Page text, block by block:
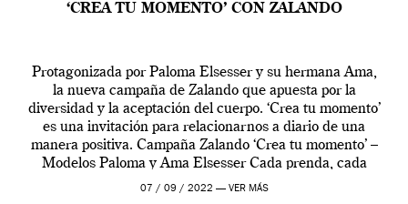
‘CREA TU MOMENTO’ CON ZALANDO
Protagonizada por Paloma Elsesser y su hermana Ama,
la nueva campaña de Zalando que apuesta por la
diversidad y la aceptación del cuerpo. ‘Crea tu momento’
es una invitación para relacionarnos a diario de una
manera positiva. Campaña Zalando ‘Crea tu momento’ –
Modelos Paloma y Ama Elsesser Cada prenda, cada
outfit, cada momento, caracteriza […]
07 / 09 / 2022 — VER MÁS